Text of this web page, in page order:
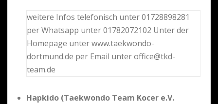
weitere Infos telefonisch unter 01728898281
per Whatsapp unter 01782072102 Unter der
Homepage unter www.taekwondo-
dortmund.de per Email unter office@tkd-
team.de
Hapkido (Taekwondo Team Kocer e.V.